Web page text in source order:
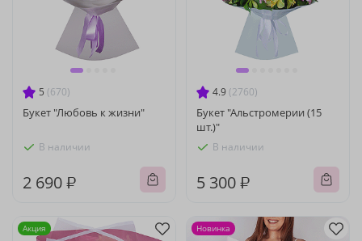
5 (670)
Букет "Любовь к жизни"
В наличии
2 690 ₽
4.9 (2760)
Букет "Альстромерии (15
шт.)"
В наличии
5 300 ₽
Акция Новинка